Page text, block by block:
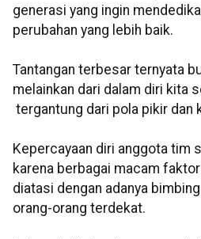
generasi yang ingin
perubahan yang lebih baik.
Tantangan terbesar ternyata
melainkan dari dalam diri kita
tergantung dari pola pikir dan
Kepercayaan diri anggota tim
karena berbagai macam
diatasi dengan adanya
orang-orang terdekat.